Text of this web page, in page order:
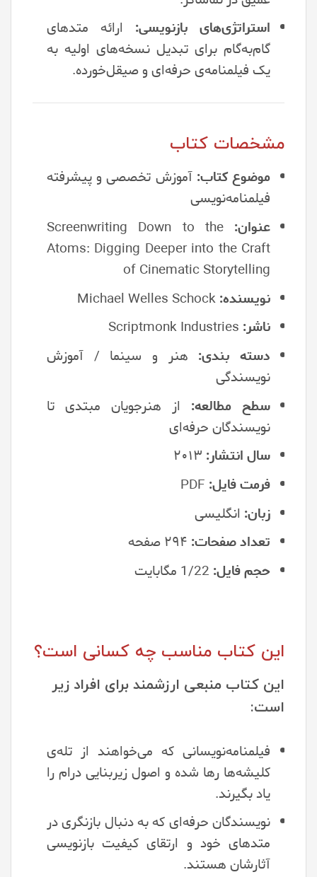
استراتژی‌های بازنویسی: ارائه متدهای
گام‌به‌گام برای تبدیل نسخه‌های اولیه به
یک فیلمنامه‌ی حرفه‌ای و صیقل‌خورده.
مشخصات کتاب
موضوع کتاب: آموزش تخصصی و پیشرفته
فیلمنامه‌نویسی
عنوان: Screenwriting Down to the
Atoms: Digging Deeper into the Craft
of Cinematic Storytelling
نویسنده:
ناشر:
دسته بندی: هنر و سینما / آموزش
نویسندگی
سطح مطالعه: از هنرجویان مبتدی تا
نویسندگان حرفه‌ای
سال انتشار:
فرمت فایل:
زبان: انگلیسی
تعداد صفحات: ۲۹۴ صفحه
حجم فایل:
این کتاب مناسب چه کسانی است؟
این کتاب منبعی ارزشمند برای افراد زیر
است:
فیلمنامه‌نویسانی که می‌خواهند از تله‌ی
کلیشه‌ها رها شده و اصول زیربنایی درام را
یاد بگیرند.
نویسندگان حرفه‌ای که به دنبال بازنگری در
متدهای خود و ارتقای کیفیت بازنویسی
آثارشان هستند.